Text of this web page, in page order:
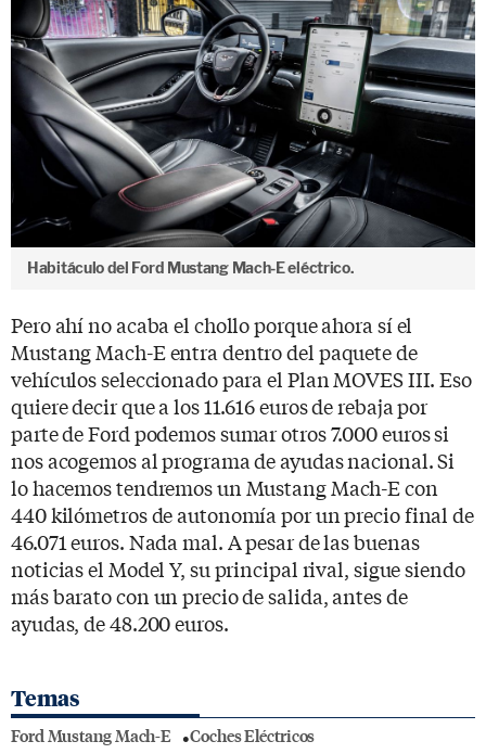
Habitáculo del Ford Mustang Mach-E eléctrico.
Pero ahí no acaba el chollo porque ahora sí el
Mustang Mach-E entra dentro del paquete de
vehículos seleccionado para el Plan MOVES III. Eso
quiere decir que a los 11.616 euros de rebaja por
parte de Ford podemos sumar otros 7.000 euros si
nos acogemos al programa de ayudas nacional. Si
lo hacemos tendremos un Mustang Mach-E con
440 kilómetros de autonomía por un precio final de
46.071 euros. Nada mal. A pesar de las buenas
noticias el Model Y, su principal rival, sigue siendo
más barato con un precio de salida, antes de
ayudas, de 48.200 euros.
Temas
Ford Mustang Mach-E Coches Eléctricos